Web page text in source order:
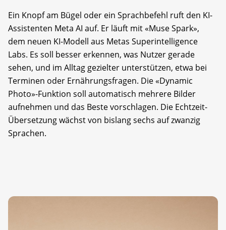
Ein Knopf am Bügel oder ein Sprachbefehl ruft den KI-
Assistenten Meta AI auf. Er läuft mit «Muse Spark»,
dem neuen KI-Modell aus Metas Superintelligence
Labs. Es soll besser erkennen, was Nutzer gerade
sehen, und im Alltag gezielter unterstützen, etwa bei
Terminen oder Ernährungsfragen. Die «Dynamic
Photo»-Funktion soll automatisch mehrere Bilder
aufnehmen und das Beste vorschlagen. Die Echtzeit-
Übersetzung wächst von bislang sechs auf zwanzig
Sprachen.